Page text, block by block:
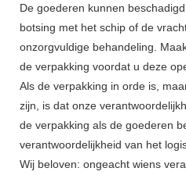
De goederen kunnen
botsing met het schip of de
onzorgvuldige behandeling.
de verpakking voordat u deze
Als de verpakking in orde is,
zijn, is dat onze
de verpakking als de goederen
verantwoordelijkheid van het
Wij beloven: ongeacht wiens